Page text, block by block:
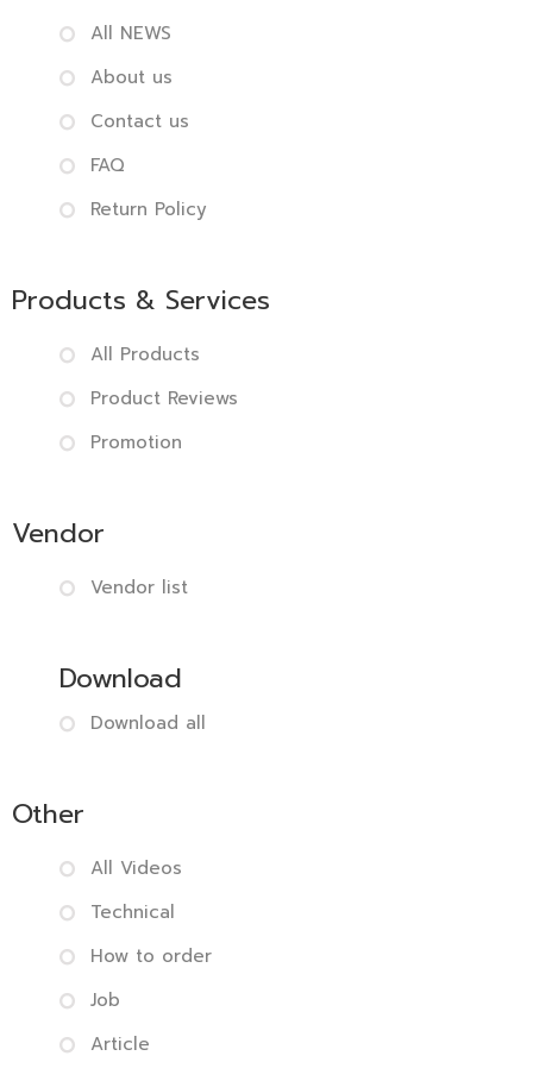
All NEWS
About us
Contact us
FAQ
Return Policy
Products & Services
All Products
Product Reviews
Promotion
Vendor
Vendor list
Download
Download all
Other
All Videos
Technical
How to order
Job
Article